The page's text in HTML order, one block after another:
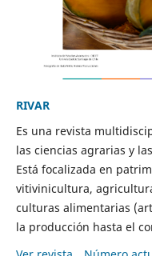
RIVAR
Es una revista
las ciencias agrarias y
Está focalizada en
vitivinicultura,
culturas alimentarias
la producción hasta el